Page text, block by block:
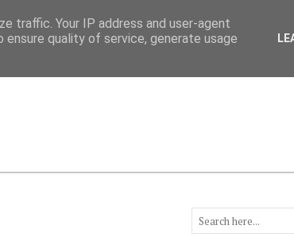
traffic. Your IP address and user-agent
quality of service, generate usage